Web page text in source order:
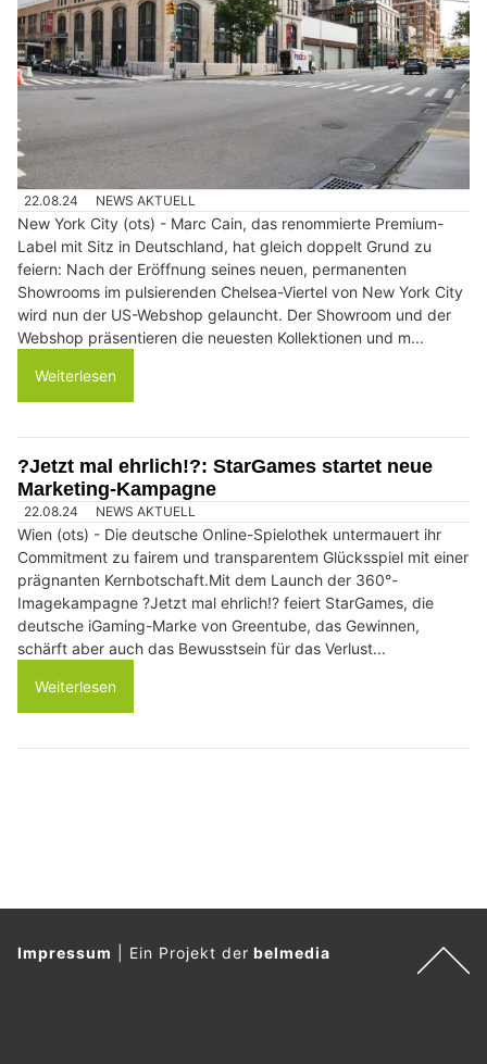
22.08.24 NEWS AKTUELL
New York City (ots) - Marc Cain, das renommierte Premium-
Label mit Sitz in Deutschland, hat gleich doppelt Grund zu
feiern: Nach der Eröffnung seines neuen, permanenten
Showrooms im pulsierenden Chelsea-Viertel von New York City
wird nun der US-Webshop gelauncht. Der Showroom und der
Webshop präsentieren die neuesten Kollektionen und m...
Weiterlesen
?Jetzt mal ehrlich!?: StarGames startet neue
Marketing-Kampagne
22.08.24 NEWS AKTUELL
Wien (ots) - Die deutsche Online-Spielothek untermauert ihr
Commitment zu fairem und transparentem Glücksspiel mit einer
prägnanten Kernbotschaft.Mit dem Launch der 360°-
Imagekampagne ?Jetzt mal ehrlich!? feiert StarGames, die
deutsche iGaming-Marke von Greentube, das Gewinnen,
schärft aber auch das Bewusstsein für das Verlust...
Weiterlesen
Impressum Ein Projekt derbelmedia